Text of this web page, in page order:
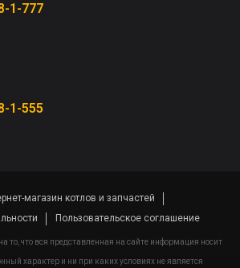
1-777
1-555
магазин котлов и запчастей
Пользовательское соглашение
что вся представленная на сайте информация носит
характер и ни при каких условиях не является